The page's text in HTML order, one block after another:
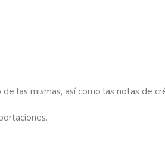
las mismas, así como las notas de